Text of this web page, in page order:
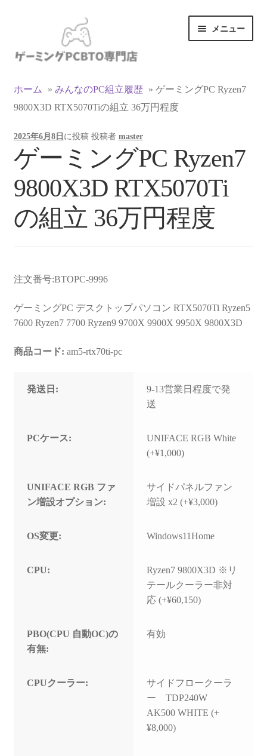
ゲ
ョ
ン
ス
キ
ッ
プ
テ
へ
ス
ッ
プ
メニュー
マイアカウント
支払い
お買い物カゴ
お買い物ガイド
ホーム » みんなのPC組立履歴 » ゲーミングPC Ryzen7
9800X3D RTX5070Tiの組立 36万円程度
2025年6月8日 に投稿 投稿者 master
ゲーミングPC Ryzen7
9800X3D RTX5070Ti
の組立 36万円程度
注文番号:BTOPC-9996
ゲーミングPC デスクトップパソコン RTX5070Ti Ryzen5
7600 Ryzen7 7700 Ryzen9 9700X 9900X 9950X 9800X3D
商品コード: am5-rtx70ti-pc
発送日:
9-13営業日程度で発
送
PCケース:
UNIFACE RGB White
(+¥1,000)
UNIFACE RGB ファ
ン増設オプション:
サイドパネルファン
増設 x2 (+¥3,000)
OS変更: Windows11Home
CPU:
Ryzen7 9800X3D ※リ
テールクーラー非対
応 (+¥60,150)
PBO(CPU 自動OC)の
有無:
有効
CPUクーラー:
サイドフロークーラ
ー TDP240W
AK500 WHITE (+
¥8,000)